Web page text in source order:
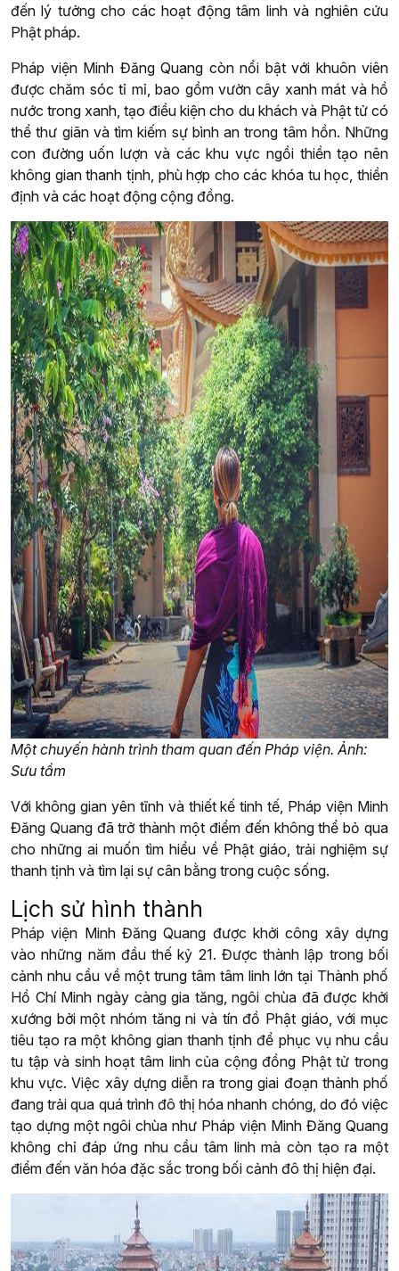
đến lý tưởng cho các hoạt động tâm linh và nghiên cứu
Phật pháp.
Pháp viện Minh Đăng Quang còn nổi bật với khuôn viên
được chăm sóc tỉ mỉ, bao gồm vườn cây xanh mát và hồ
nước trong xanh, tạo điều kiện cho du khách và Phật tử có
thể thư giãn và tìm kiếm sự bình an trong tâm hồn. Những
con đường uốn lượn và các khu vực ngồi thiền tạo nên
không gian thanh tịnh, phù hợp cho các khóa tu học, thiền
định và các hoạt động cộng đồng.
Một chuyến hành trình tham quan đến Pháp viện. Ảnh:
Sưu tầm
Với không gian yên tĩnh và thiết kế tinh tế, Pháp viện Minh
Đăng Quang đã trở thành một điểm đến không thể bỏ qua
cho những ai muốn tìm hiểu về Phật giáo, trải nghiệm sự
thanh tịnh và tìm lại sự cân bằng trong cuộc sống.
Lịch sử hình thành
Pháp viện Minh Đăng Quang được khởi công xây dựng
vào những năm đầu thế kỷ 21. Được thành lập trong bối
cảnh nhu cầu về một trung tâm tâm linh lớn tại Thành phố
Hồ Chí Minh ngày càng gia tăng, ngôi chùa đã được khởi
xướng bởi một nhóm tăng ni và tín đồ Phật giáo, với mục
tiêu tạo ra một không gian thanh tịnh để phục vụ nhu cầu
tu tập và sinh hoạt tâm linh của cộng đồng Phật tử trong
khu vực. Việc xây dựng diễn ra trong giai đoạn thành phố
đang trải qua quá trình đô thị hóa nhanh chóng, do đó việc
tạo dựng một ngôi chùa như Pháp viện Minh Đăng Quang
không chỉ đáp ứng nhu cầu tâm linh mà còn tạo ra một
điểm đến văn hóa đặc sắc trong bối cảnh đô thị hiện đại.